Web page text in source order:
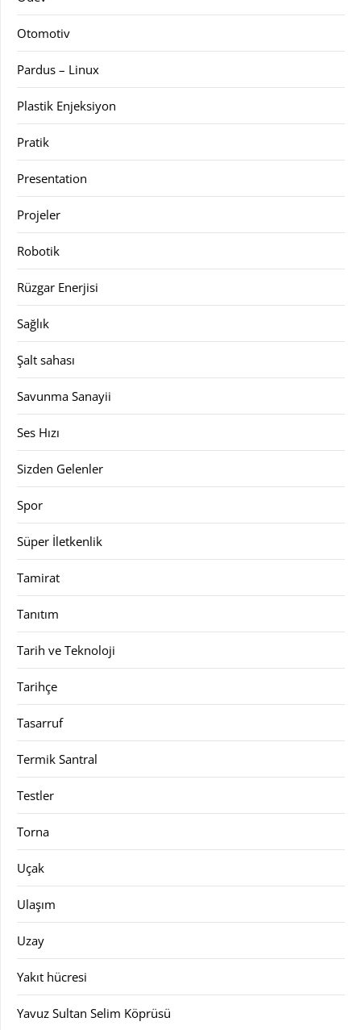
Otomotiv
Pardus – Linux
Plastik Enjeksiyon
Pratik
Presentation
Projeler
Robotik
Rüzgar Enerjisi
Sağlık
Şalt sahası
Savunma Sanayii
Ses Hızı
Sizden Gelenler
Spor
Süper İletkenlik
Tamirat
Tanıtım
Tarih ve Teknoloji
Tarihçe
Tasarruf
Termik Santral
Testler
Torna
Uçak
Ulaşım
Uzay
Yakıt hücresi
Yavuz Sultan Selim Köprüsü